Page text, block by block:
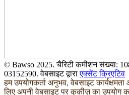
© Bawso 2025. चैरिटी कमीशन संख्या:
03152590. वेबसाइट द्वाराएक्सेंट क्रिएटिव
हम उपयोगकर्ता अनुभव, वेबसाइट
लिए अपनी वेबसाइट पर कुकीज़ का उपयोग